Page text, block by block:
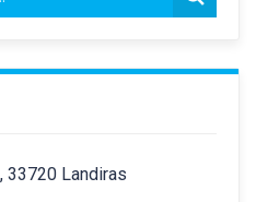
33720 Landiras